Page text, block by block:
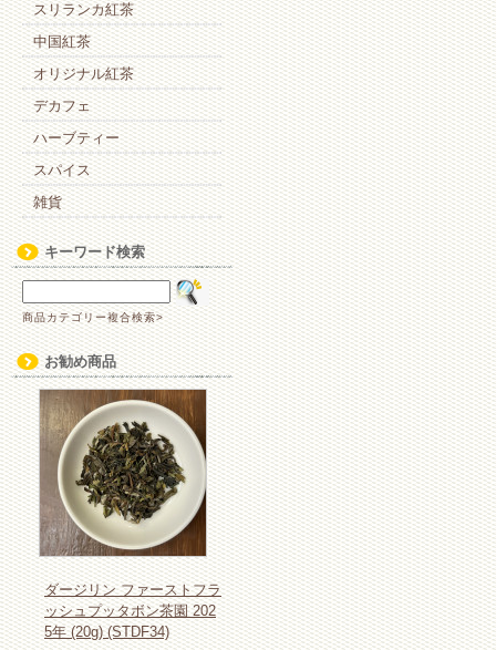
スリランカ紅茶
中国紅茶
オリジナル紅茶
デカフェ
ハーブティー
スパイス
雑貨
キーワード検索
商品カテゴリー複合検索>
お勧め商品
ダージリン ファーストフラ
ッシュプッタボン茶園 202
5年 (20g) (STDF34)